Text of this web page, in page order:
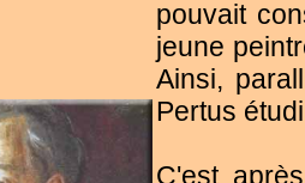
pouvait
jeune
Ainsi,
Pertus
C'est